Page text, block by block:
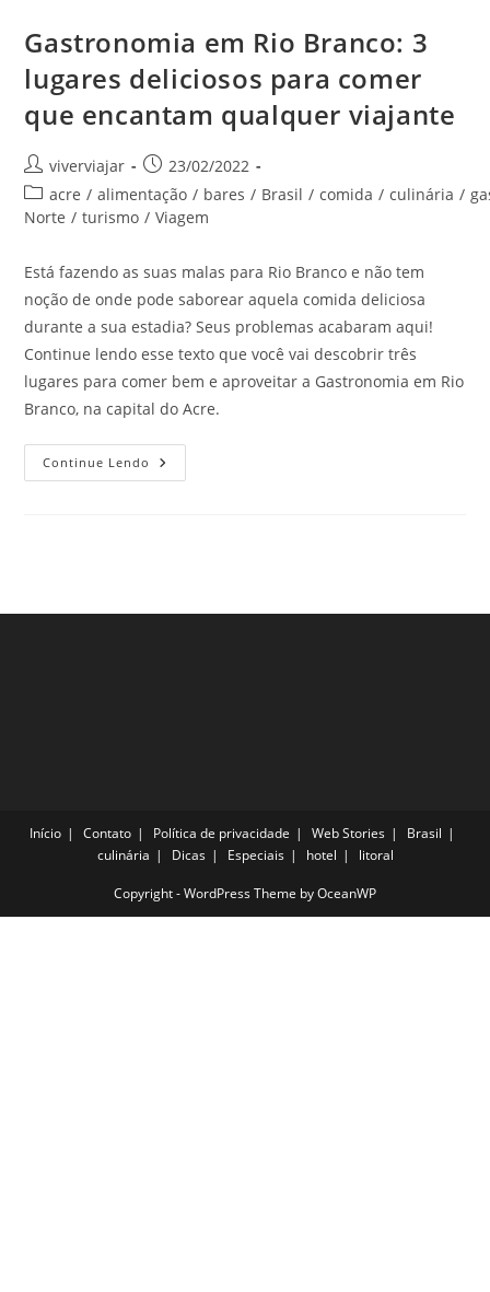
Gastronomia em Rio Branco: 3
lugares deliciosos para comer
que encantam qualquer viajante
Autor
do
post:
viverviajar
Post
publicado:
23/02/2022
Categoria
do
acre / alimentação / bares / Brasil / comida / culinária /
Norte / turismo / Viagem
Está fazendo as suas malas para Rio Branco e não tem
noção de onde pode saborear aquela comida deliciosa
durante a sua estadia? Seus problemas acabaram aqui!
Continue lendo esse texto que você vai descobrir três
lugares para comer bem e aproveitar a Gastronomia em Rio
Branco, na capital do Acre.
Continue Lendo Gastronomia
Em
Encantam
Início Contato Política de privacidade Web Stories
Brasil
culinária
Dicas Especiais hotel litoral
Copyright - WordPress Theme by OceanWP